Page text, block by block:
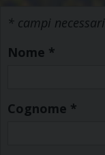
* campi necessari
Nome *
Cognome *